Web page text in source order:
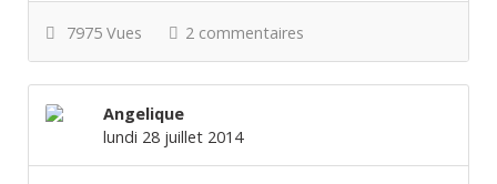
7975 Vues 2 commentaires
Angelique
lundi 28 juillet 2014